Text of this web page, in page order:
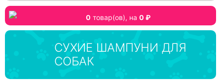
0 товар(ов), на 0 ₽
СУХИЕ ШАМПУНИ ДЛЯ
СОБАК